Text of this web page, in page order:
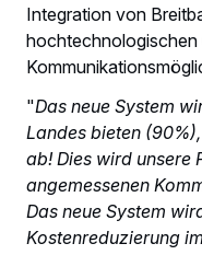
Integration von
hochtechnologischen
"Das neue System
Landes bieten
ab! Dies wird unsere
angemessenen
Das neue System
Kostenreduzierung